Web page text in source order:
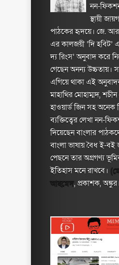
নন-
স্থায়ী
পাঠকের হৃদয়ে। জে.
এর কালজয়ী ‘দি হবিট’
দ্য রিংস’ অনুবাদ করে
গেছেন অনন্য উচ্চতায়।
এগিয়ে থাকা এই
মাহাথির মোহাম্মদ,
হাওয়ার্ড জিন সহ অনেক
ব্যক্তিত্বের লেখা নন-
দিয়েছেন বাংলার
বাংলা ভাষায় বৈধ ই-বই
পেছনে তার অগ্রগণ্য
ইতিহাস মনে রাখবে।
আহমেদ, প্রকাশক,